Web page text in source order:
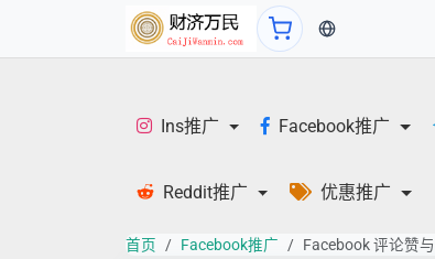
当前语言：中文
Ins推广 Facebook推广
Reddit推广 优惠推广
首页 Facebook推广 Facebook 评论赞